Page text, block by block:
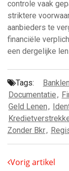
controle vaak
striktere
aanbieders te
financiële
een dergelijke
Tags:
Documentatie,
Geld Lenen,
Zonder Bkr,
Vorig artikel